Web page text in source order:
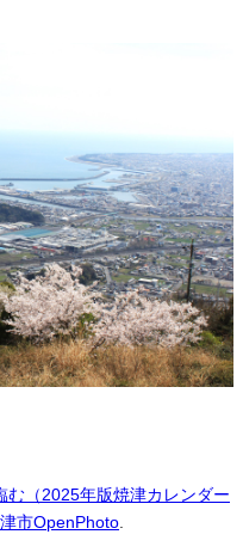
ジット表記は必須です。
む（2025年版焼津カレンダー
市OpenPhoto